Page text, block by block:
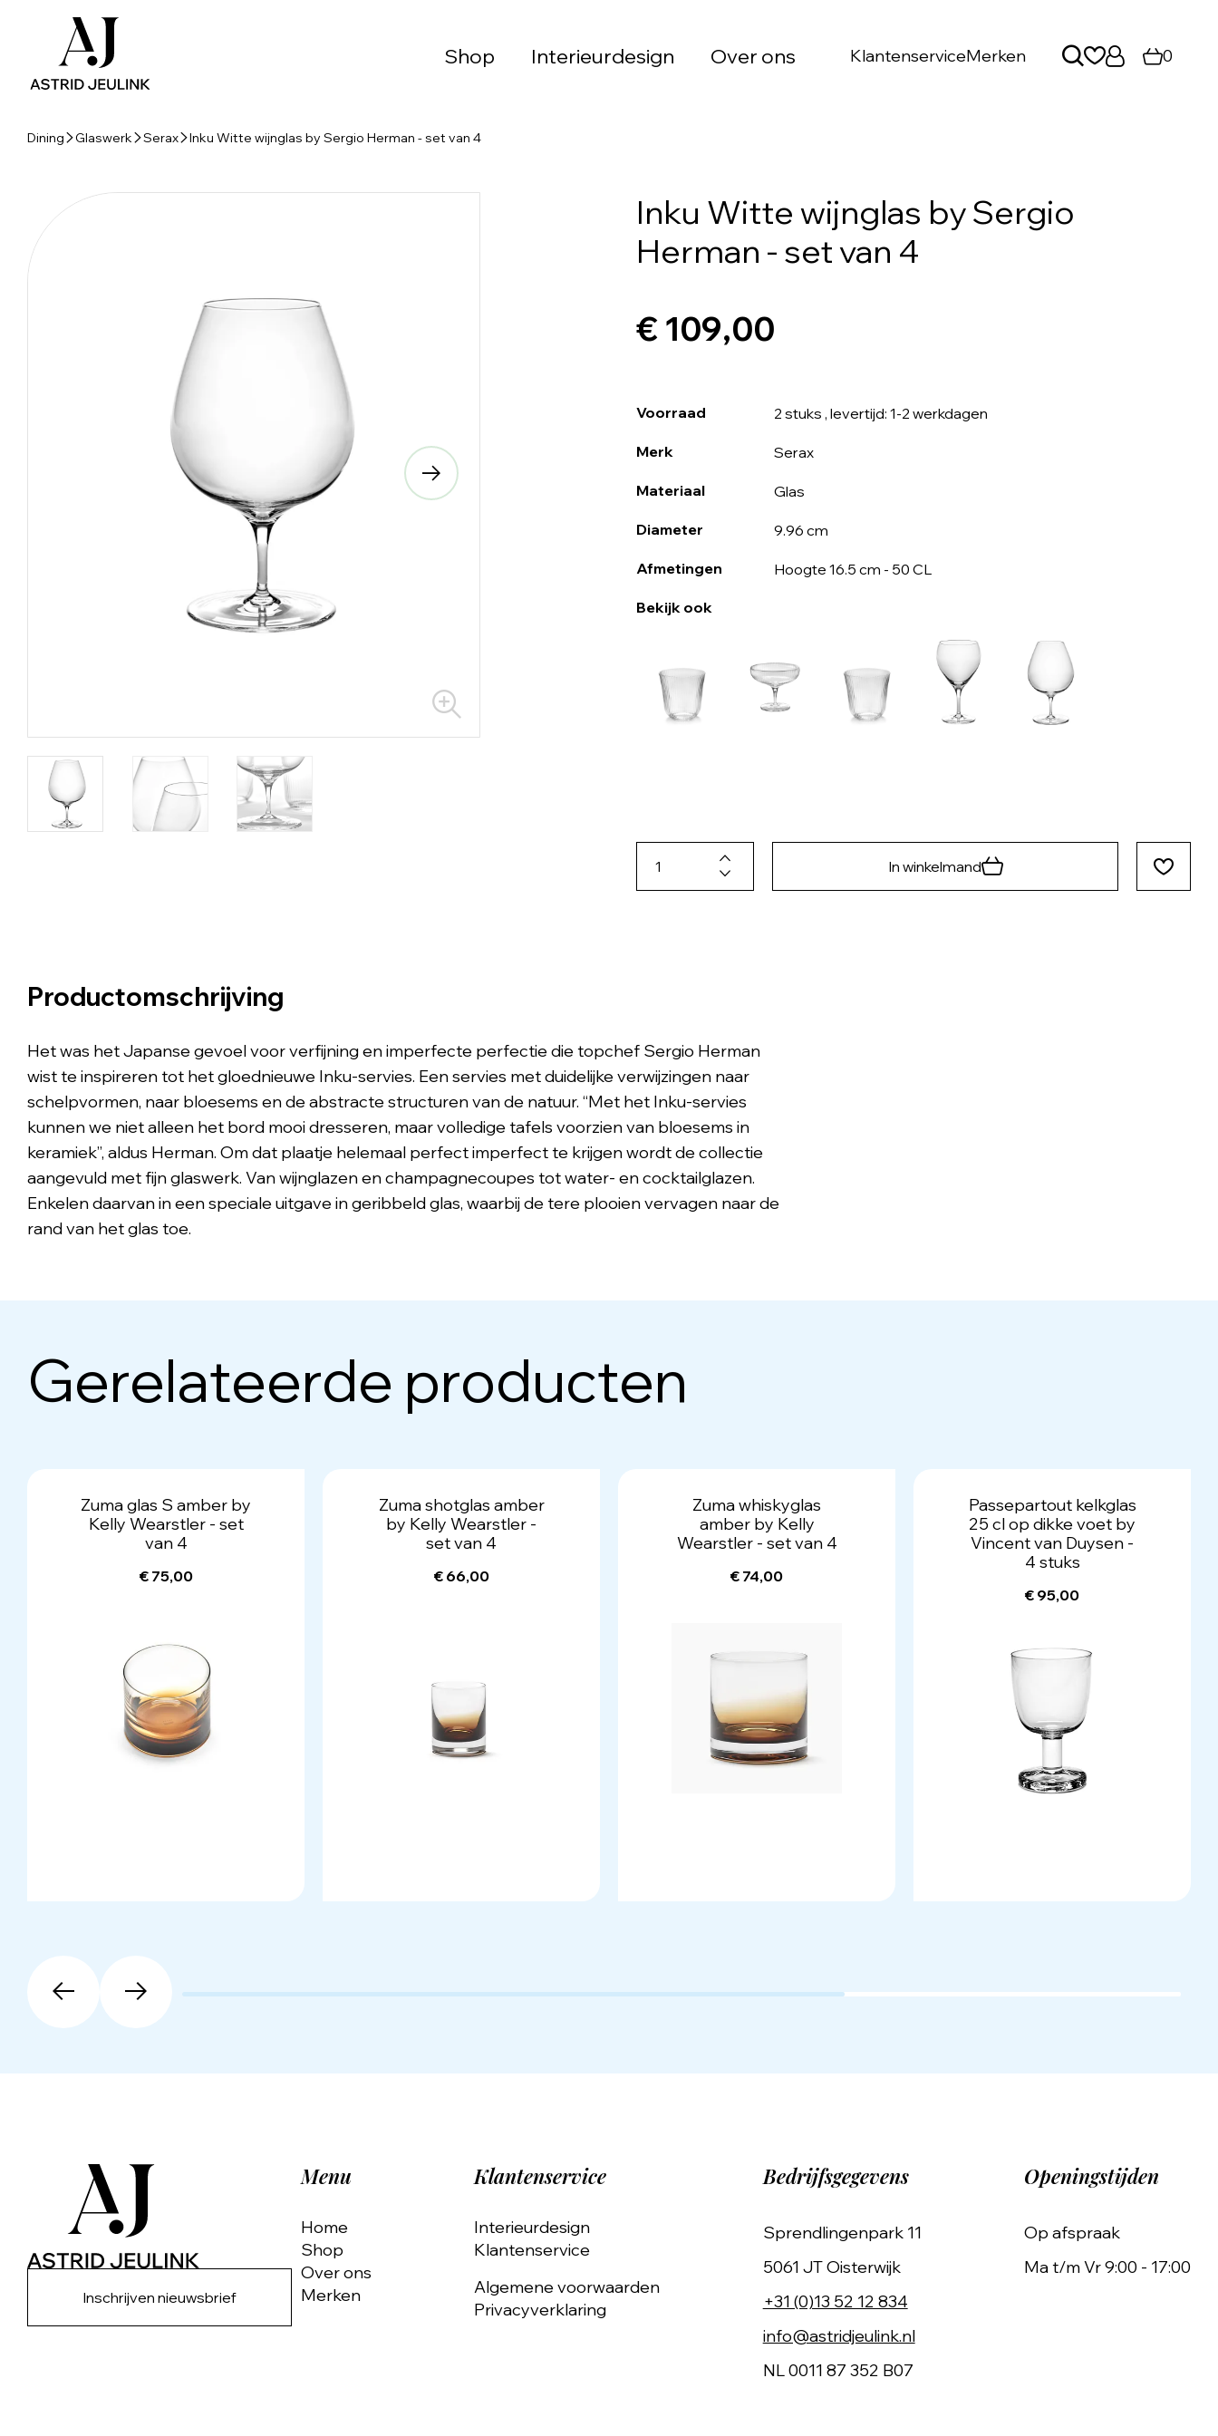
Shop Interieurdesign Over ons KlantenserviceMerken 0
Dining Glaswerk Serax Inku Witte wijnglas by Sergio Herman - set van 4
Inku Witte wijnglas by Sergio
Herman - set van 4
€ 109,00
Voorraad 2 stuks , levertijd: 1-2 werkdagen
Merk Serax
Materiaal Glas
Diameter 9.96 cm
Afmetingen Hoogte 16.5 cm - 50 CL
Bekijk ook
In winkelmand
Productomschrijving
Het was het Japanse gevoel voor verfijning en imperfecte perfectie die topchef Sergio Herman
wist te inspireren tot het gloednieuwe Inku-servies. Een servies met duidelijke verwijzingen naar
schelpvormen, naar bloesems en de abstracte structuren van de natuur. “Met het Inku-servies
kunnen we niet alleen het bord mooi dresseren, maar volledige tafels voorzien van bloesems in
keramiek”, aldus Herman. Om dat plaatje helemaal perfect imperfect te krijgen wordt de collectie
aangevuld met fijn glaswerk. Van wijnglazen en champagnecoupes tot water- en cocktailglazen.
Enkelen daarvan in een speciale uitgave in geribbeld glas, waarbij de tere plooien vervagen naar de
rand van het glas toe.
Gerelateerde producten
Zuma glas S amber by
Kelly Wearstler - set
van 4
€ 75,00
Zuma shotglas amber
by Kelly Wearstler -
set van 4
€ 66,00
Zuma whiskyglas
amber by Kelly
Wearstler - set van 4
€ 74,00
Passepartout kelkglas
25 cl op dikke voet by
Vincent van Duysen -
4 stuks
€ 95,00
Inschrijven nieuwsbrief
Menu
Home
Shop
Over ons
Merken
Klantenservice
Interieurdesign
Klantenservice
Algemene voorwaarden
Privacyverklaring
Bedrijfsgegevens
Sprendlingenpark 11
5061 JT Oisterwijk
+31 (0)13 52 12 834
info@astridjeulink.nl
NL 0011 87 352 B07
Openingstijden
Op afspraak
Ma t/m Vr 9:00 - 17:00